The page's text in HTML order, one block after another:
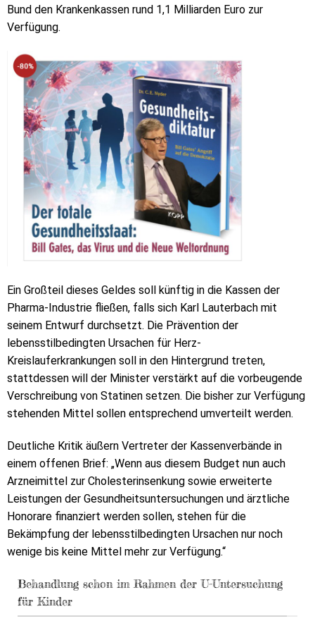
Bund den Krankenkassen rund 1,1 Milliarden Euro zur
Verfügung.
Ein Großteil dieses Geldes soll künftig in die Kassen der
Pharma-Industrie fließen, falls sich Karl Lauterbach mit
seinem Entwurf durchsetzt. Die Prävention der
lebensstilbedingten Ursachen für Herz-
Kreislauferkrankungen soll in den Hintergrund treten,
stattdessen will der Minister verstärkt auf die vorbeugende
Verschreibung von Statinen setzen. Die bisher zur Verfügung
stehenden Mittel sollen entsprechend umverteilt werden.
Deutliche Kritik äußern Vertreter der Kassenverbände in
einem offenen Brief: „Wenn aus diesem Budget nun auch
Arzneimittel zur Cholesterinsenkung sowie erweiterte
Leistungen der Gesundheitsuntersuchungen und ärztliche
Honorare finanziert werden sollen, stehen für die
Bekämpfung der lebensstilbedingten Ursachen nur noch
wenige bis keine Mittel mehr zur Verfügung.“
Behandlung schon im Rahmen der U-Untersuchung
für Kinder